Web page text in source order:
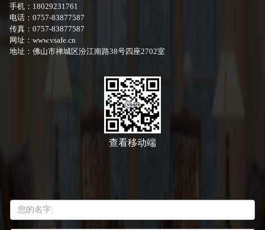
手机：18029231761
电话：0757-83877587
传真：0757-83877587
网址：www.vsafe.cn
地址：佛山市禅城区汾江南路38号四座2702室
查看移动端